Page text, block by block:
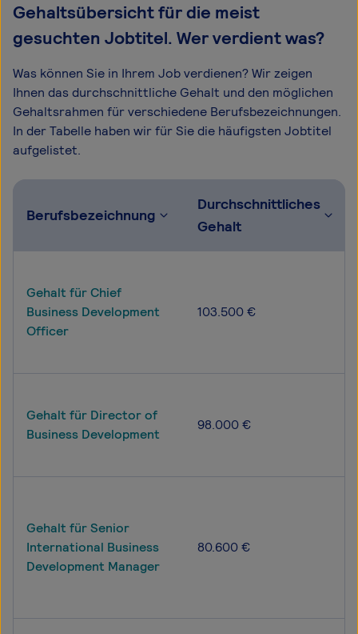
Gehaltsübersicht für die meist
gesuchten Jobtitel. Wer verdient was?
Was können Sie in Ihrem Job verdienen? Wir zeigen
Ihnen das durchschnittliche Gehalt und den möglichen
Gehaltsrahmen für verschiedene Berufsbezeichnungen.
In der Tabelle haben wir für Sie die häufigsten Jobtitel
aufgelistet.
Berufsbezeichnung
Durchschnittliches
Gehalt
Gehalt für Chief
Business Development
Officer
103.500 €
Gehalt für Director of
Business Development
98.000 €
Gehalt für Senior
International Business
Development Manager
80.600 €